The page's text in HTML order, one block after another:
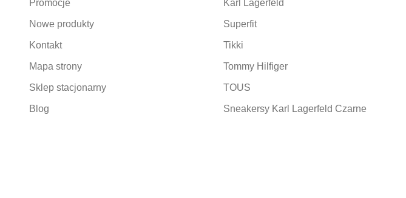
Promocje
Nowe produkty
Kontakt
Mapa strony
Sklep stacjonarny
Blog
Karl Lagerfeld
Superfit
Tikki
Tommy Hilfiger
TOUS
Sneakersy Karl Lagerfeld Czarne